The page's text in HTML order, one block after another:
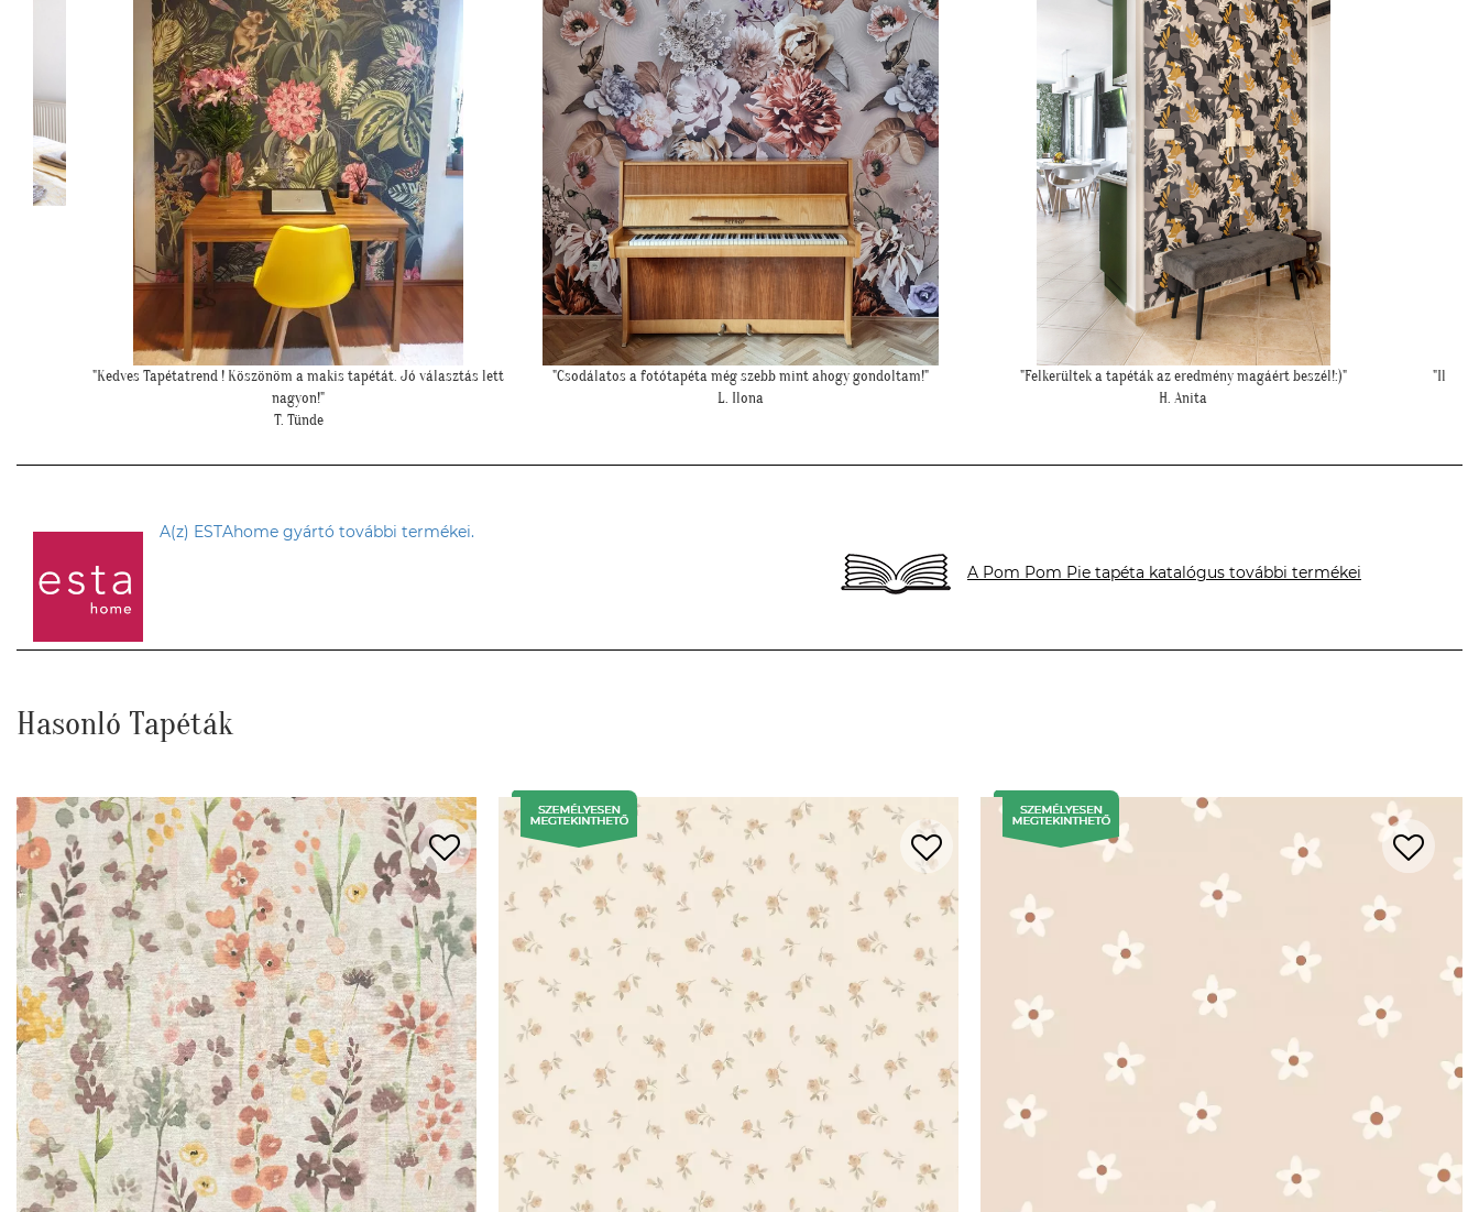
"Csodálatos a fotótapéta még szebb mint ahogy gondoltam!"
L. Ilona
"Felkerültek a tapéták az eredmény magáért beszél!:)"
H. Anita
"Ilyen lett a lányom szobájában a gyönyörű cseresznye virágos
tapéta."
A(z) ESTAhome gyártó további termékei.
A Pom Pom Pie tapéta katalógus további termékei
Hasonló Tapéták